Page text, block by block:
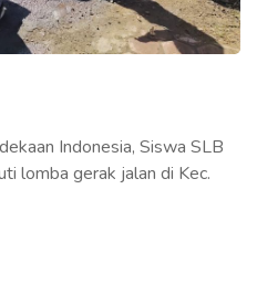
Indonesia, Siswa SLB
lomba gerak jalan di Kec.